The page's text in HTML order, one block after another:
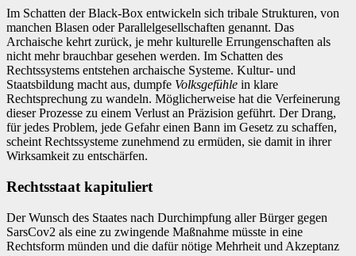
Im Schatten der Black-Box entwickeln sich tribale Strukturen, von
manchen Blasen oder Parallelgesellschaften genannt. Das
Archaische kehrt zurück, je mehr kulturelle Errungenschaften als
nicht mehr brauchbar gesehen werden. Im Schatten des
Rechtssystems entstehen archaische Systeme. Kultur- und
Staatsbildung macht aus, dumpfe Volksgefühle in klare
Rechtsprechung zu wandeln. Möglicherweise hat die Verfeinerung
dieser Prozesse zu einem Verlust an Präzision geführt. Der Drang,
für jedes Problem, jede Gefahr einen Bann im Gesetz zu schaffen,
scheint Rechtssysteme zunehmend zu ermüden, sie damit in ihrer
Wirksamkeit zu entschärfen.
Rechtsstaat kapituliert
Der Wunsch des Staates nach Durchimpfung aller Bürger gegen
SarsCov2 als eine zu zwingende Maßnahme müsste in eine
Rechtsform münden und die dafür nötige Mehrheit und Akzeptanz